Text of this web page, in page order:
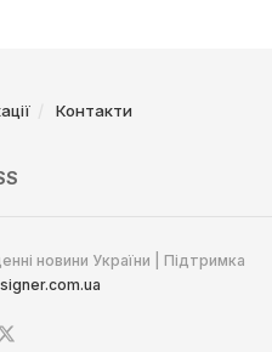
Контакти
новини України | Підтримка